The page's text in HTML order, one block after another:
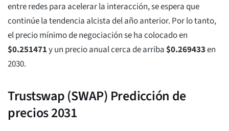
entre redes para acelerar la interacción, se espera que
continúe la tendencia alcista del año anterior. Por lo tanto,
el precio mínimo de negociación se ha colocado en
$0.251471y un precio anual cerca de arriba$0.269433en
2030.
Trustswap (SWAP) Predicción de
precios 2031